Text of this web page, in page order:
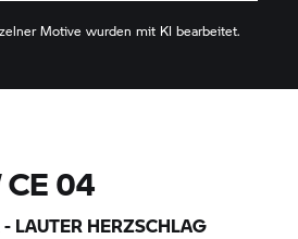
Motive wurden mit KI bearbeitet.
04
LAUTER HERZSCHLAG